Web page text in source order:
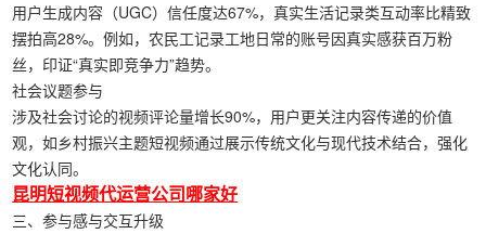
用户生成内容（UGC）信任度达67%，真实生活记录类互动率比精致
摆拍高28%。例如，农民工记录工地日常的账号因真实感获百万粉
丝，印证“真实即竞争力”趋势。
社会议题参与‌
涉及社会讨论的视频评论量增长90%，用户更关注内容传递的价值
观，如乡村振兴主题短视频通过展示传统文化与现代技术结合，强化
文化认同。
昆明短视频代运营公司哪家好
三、‌参与感与交互升级‌